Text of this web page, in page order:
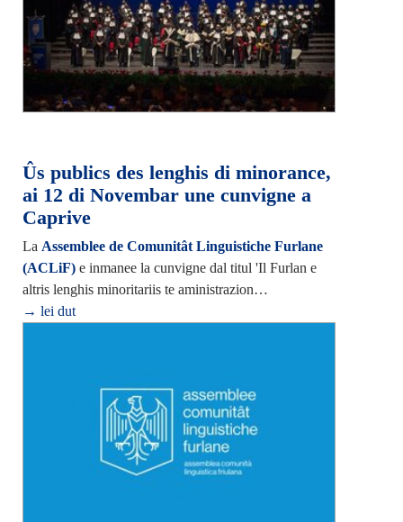
Ûs publics des lenghis di minorance,
ai 12 di Novembar une cunvigne a
Caprive
La Assemblee de Comunitât Linguistiche Furlane
(ACLiF) e inmanee la cunvigne dal titul 'Il Furlan e
altris lenghis minoritariis te aministrazion…
→ lei dut